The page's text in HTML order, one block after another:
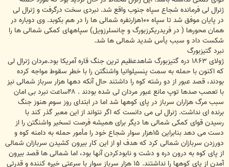
ژنرال لى فرمانده شجاع سپاه جنوب واقع شد. نبردى سخت درگرفت و ژنرال لى
در پايان موفق شد تا سپاه ۱۰۰هزارنفره شمالى ها را در هم بكوبد. وى دوباره در
همان محورها ( در فريدريكرزبورگ و چانسلرزويل) سپاههاى كمكى شمالى ها را
شكست داد و سبب يأس شديد شمالى ها شد.
نبرد گتيزبورگ
ژولاى ۱۸۶۳ دره گتيزبورگ شاهدعظيم ترين جنگ قاره آمريكا بود.مردان ژنرال لى
كه اكنون با حمله به سمت پنسيلوانيا واشنگتن را با خطر سقوط مواجه كرده
بودند، قصد عبور از دو رشته كوه را داشتند حال آنكه دهها هزار سرباز شمالى نيز
با تعصب صدها توپ مانع عبور مردان لى شده بودند . ۴۸ساعت نبرد بى امان
سبب مرگ هزاران سرباز در پاى كوهها شد اما در ابتداى روز سوم هنوز جنگ
برنده اى نداشت. ژنرال لى مى دانست كه اگر نتواند از اين معبر گذر كند با
رسيدن قواى كمكى شمالى ها ديگر براى هميشه فرصت تسخير واشنگتن را از
دست مى دهد بنابراين ۱۵هزار سوار شجاع خود را مأمور حمله به دامنه كوه و
دورزدن سربازان شمالى كرد كه هدف او از اين كار بيرون كشيدن سربازان شمالى
از پاى كوه به درون دره و دشت و نابودكردن آنها بود، اما شمالى ها قصد بيرون
آمدن از پاى كوهها را نداشتند. ۱۵ هزار سرباز سوار با سرعتى خيره كننده و قدرتى